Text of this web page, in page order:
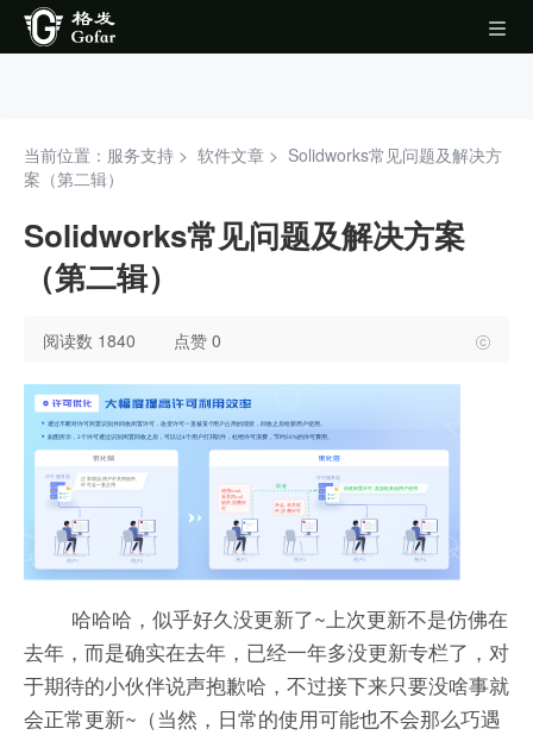
当前位置：服务支持 > 软件文章 > Solidworks常见问题及解决方
案（第二辑）
Solidworks常见问题及解决方案
（第二辑）
阅读数 1840 点赞 0
哈哈哈，似乎好久没更新了~上次更新不是仿佛在
去年，而是确实在去年，已经一年多没更新专栏了，对
于期待的小伙伴说声抱歉哈，不过接下来只要没啥事就
会正常更新~（当然，日常的使用可能也不会那么巧遇